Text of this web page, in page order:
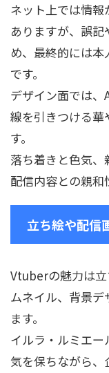
ネット上では情
ありますが、誤
め、最終的には
です。
デザイン面では、
線を引きつける華
す。
落ち着きと色気、
配信内容との親和
立ち絵や配信
Vtuberの魅力は
ムネイル、背景
ます。
イルラ・ルミエー
気を保ちながら